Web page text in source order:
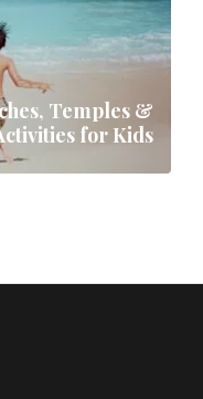
Temples &
for Kids